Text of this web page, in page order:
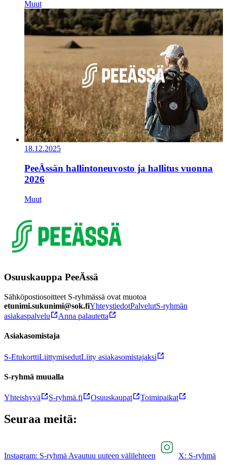
Muut
18.12.2025
PeeÄssän hallintoneuvosto ja hallitus vuonna
2026
Muut
Osuuskauppa PeeÄssä
Sähköpostiosoitteet S-ryhmässä ovat muotoa
etunimi.sukunimi@sok.fiYhteystiedotPalvelutS-ryhmän
asiakaspalvelu
Anna palautetta
Asiakasomistaja
S-EtukorttiLiittymisedutLiity asiakasomistajaksi
S-ryhmä muualla
Yhteishyvä S-ryhmä.fi Osuuskaupat Toimipaikat
Seuraa meitä:
Instagram: S-ryhmä Avautuu uuteen välilehteen X: S-ryhmä